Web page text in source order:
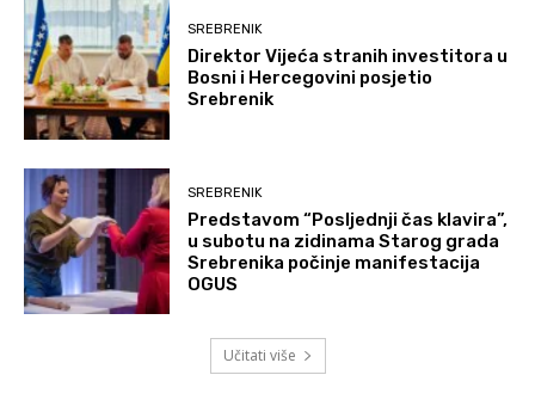
SREBRENIK
Direktor Vijeća stranih investitora u
Bosni i Hercegovini posjetio
Srebrenik
SREBRENIK
Predstavom “Posljednji čas klavira”,
u subotu na zidinama Starog grada
Srebrenika počinje manifestacija
OGUS
Učitati više